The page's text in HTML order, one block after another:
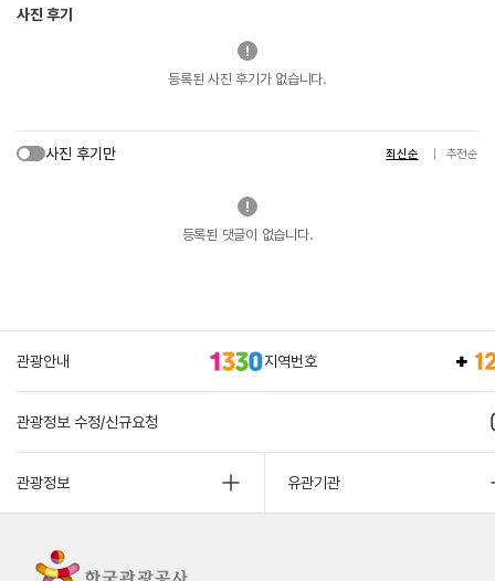
사진 후기
등록된 사진 후기가 없습니다.
사진 후기만 최신순 추천순
등록된 댓글이 없습니다.
관광안내 지역번호
관광정보 수정/신규요청
관광정보 유관기관